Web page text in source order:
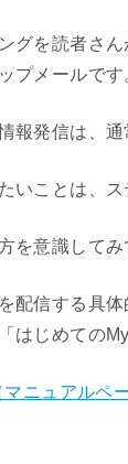
グを読者さ
プメールです
報発信は、通
いことは、ス
を意識してみ
配信する具体
はじめての
ニュアルペー